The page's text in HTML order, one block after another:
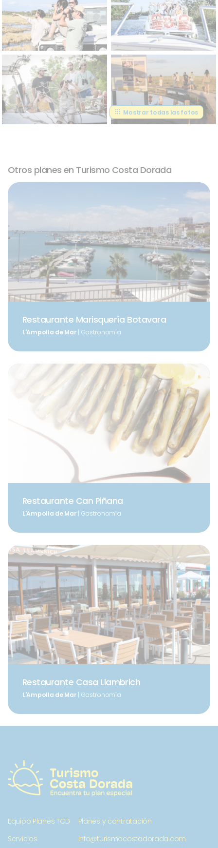
Mostrar todas las fotos
Otros planes en Turismo Costa Dorada
Restaurante Marisquería Botavara
L'Ampolla de Mar | Gastronomía
Restaurante Can Piñana
L'Ampolla de Mar | Gastronomía
Restaurante Casa Llambrich
L'Ampolla de Mar | Gastronomía
Equipo Planes TCD
Servicios
Planes y contratación
info@turismocostadorada.com